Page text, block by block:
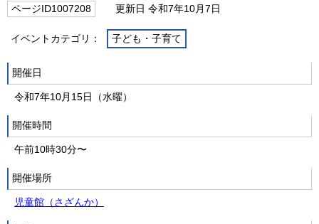
ページID1007208 更新日 令和7年10月7日
イベントカテゴリ： 子ども・子育て
開催日
令和7年10月15日（水曜）
開催時間
午前10時30分〜
開催場所
児童館（さざんか）